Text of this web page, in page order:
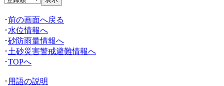
･前の画面へ戻る
･ 水位情報へ
･砂防雨量情報へ
･ 土砂災害警戒避難情報へ
･TOPへ
･ 用語の説明